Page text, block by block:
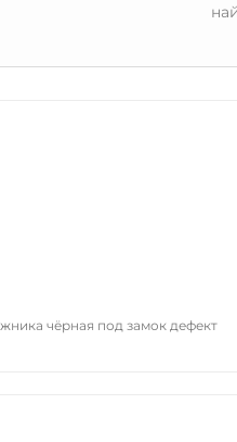
чёрная под замок дефект